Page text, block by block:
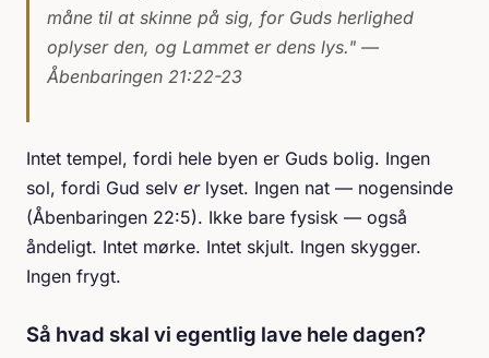
måne til at skinne på sig, for Guds herlighed
oplyser den, og Lammet er dens lys." —
Åbenbaringen 21:22-23
Intet tempel, fordi hele byen er Guds bolig. Ingen
sol, fordi Gud selv erlyset. Ingen nat — nogensinde
(Åbenbaringen 22:5). Ikke bare fysisk — også
åndeligt. Intet mørke. Intet skjult. Ingen skygger.
Ingen frygt.
Så hvad skal vi egentlig lave hele dagen?